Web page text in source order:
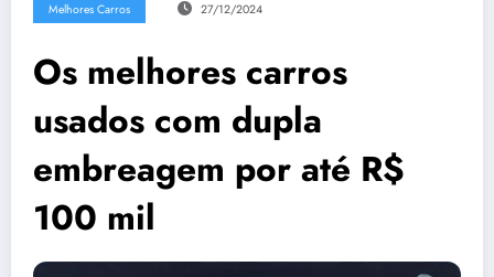
Melhores Carros 27/12/2024
Os melhores carros
usados com dupla
embreagem por até R$
100 mil